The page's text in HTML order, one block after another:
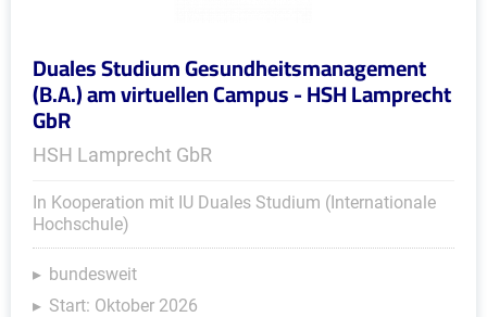
Duales Studium Gesundheitsmanagement
(B.A.) am virtuellen Campus - HSH Lamprecht
GbR
HSH Lamprecht GbR
In Kooperation mit IU Duales Studium (Internationale
Hochschule)
bundesweit
Start: Oktober 2026